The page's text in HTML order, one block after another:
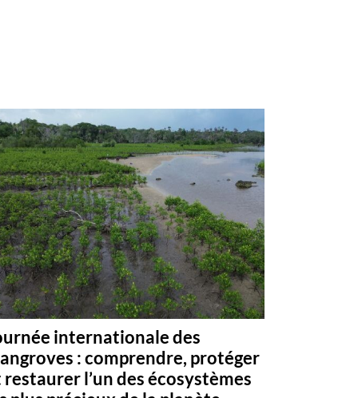
internationale des
: comprendre, protéger
restaurer l’un des écosystèmes